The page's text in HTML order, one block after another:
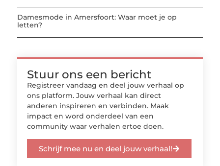
Damesmode in Amersfoort: Waar moet je op
letten?
Stuur ons een bericht
Registreer vandaag en deel jouw verhaal op
ons platform. Jouw verhaal kan direct
anderen inspireren en verbinden. Maak
impact en word onderdeel van een
community waar verhalen ertoe doen.
Schrijf mee nu en deel jouw verhaal!